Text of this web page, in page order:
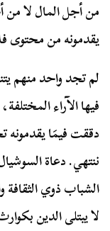
من أجل المال لا
يقدمونه من محتوى
لم تجد واحد منهم
فيها الآراء
دققت فيمَا يقدمونه
ننتهي. دعاة
الشباب ذوي
لا يبتلى الدين